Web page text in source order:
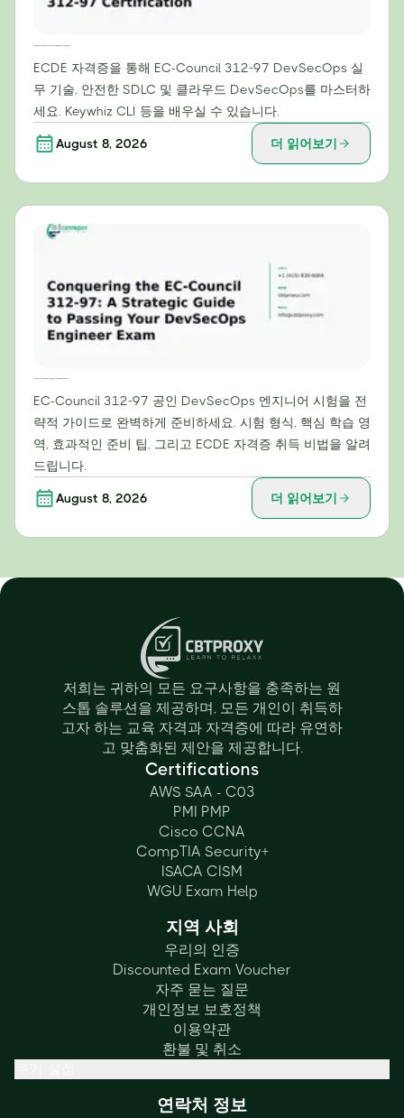
ECDE 자격증을 통해 EC-Council 312-97 DevSecOps 실
무 기술, 안전한 SDLC 및 클라우드 DevSecOps를 마스터하
세요. Keywhiz CLI 등을 배우실 수 있습니다.
August 8, 2026 더 읽어보기
EC-Council 312-97 공인 DevSecOps 엔지니어 시험을 전
략적 가이드로 완벽하게 준비하세요. 시험 형식, 핵심 학습 영
역, 효과적인 준비 팁, 그리고 ECDE 자격증 취득 비법을 알려
드립니다.
August 8, 2026 더 읽어보기
저희는 귀하의 모든 요구사항을 충족하는 원
스톱 솔루션을 제공하며, 모든 개인이 취득하
고자 하는 교육 자격과 자격증에 따라 유연하
고 맞춤화된 제안을 제공합니다.
Certifications
AWS SAA - C03
PMI PMP
Cisco CCNA
CompTIA Security+
ISACA CISM
WGU Exam Help
지역 사회
우리의 인증
Discounted Exam Voucher
자주 묻는 질문
개인정보 보호정책
이용약관
환불 및 취소
연락처 정보